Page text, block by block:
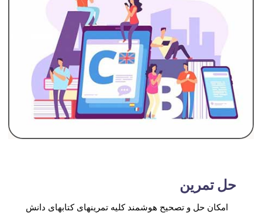
حل تمرین
امکان حل و تصحیح هوشمند کلیه تمرینهای کتابهای دانش